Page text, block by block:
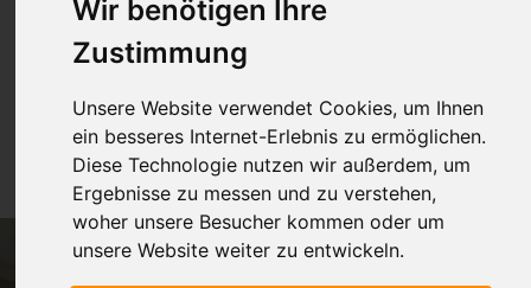
Wir benötigen Ihre
Zustimmung
Unsere Website verwendet Cookies, um Ihnen
ein besseres Internet-Erlebnis zu ermöglichen.
Diese Technologie nutzen wir außerdem, um
Ergebnisse zu messen und zu verstehen,
woher unsere Besucher kommen oder um
unsere Website weiter zu entwickeln.
Wohnung 9
44m² für 1-5 Pers.